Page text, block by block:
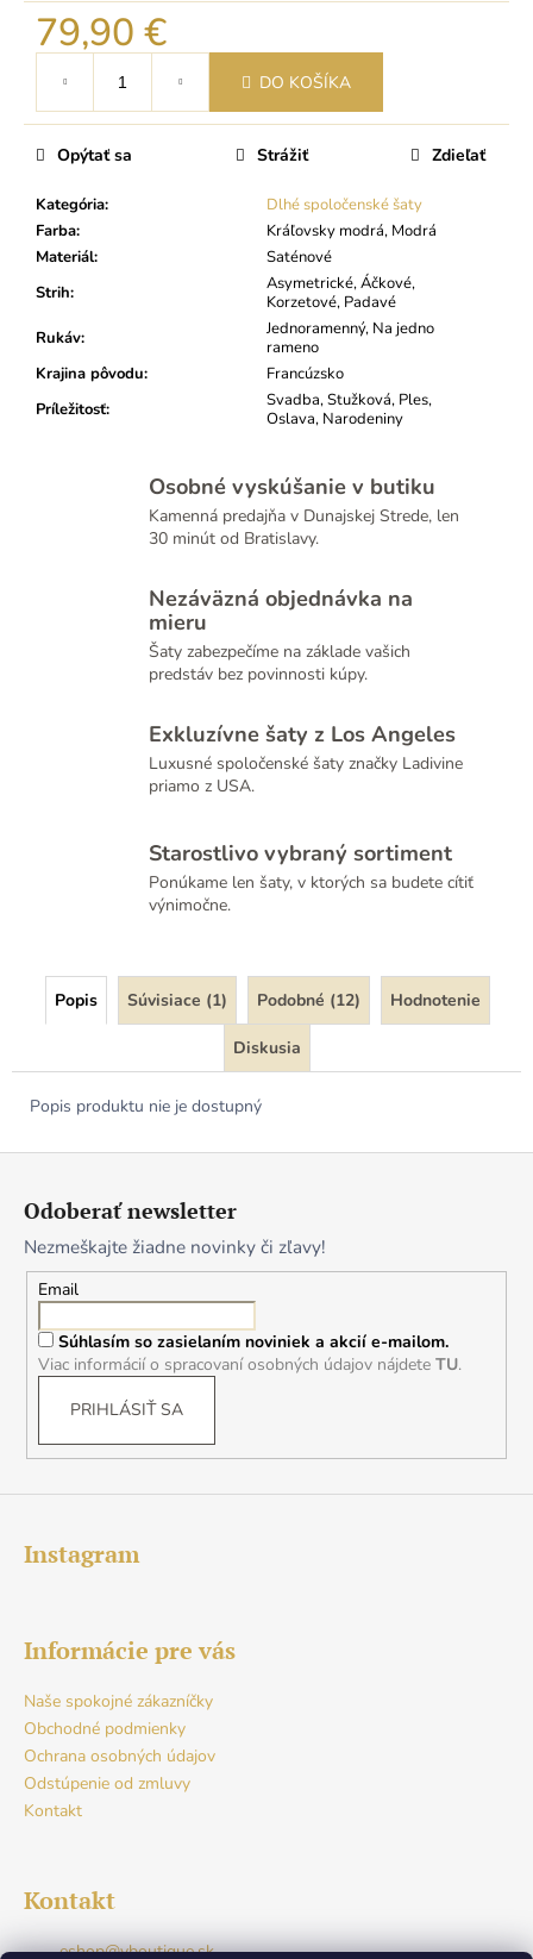
79,90 €
cena:
DO KOŠÍKA
Kategória:
Dlhé spoločenské šaty
Farba:
Kráľovsky modrá, Modrá
Materiál:
Saténové
Strih:
Asymetrické, Áčkové,
Korzetové, Padavé
Rukáv:
Jednoramenný, Na jedno
rameno
Krajina pôvodu:
Francúzsko
Príležitosť:
Svadba, Stužková, Ples,
Oslava, Narodeniny
Opýtať sa Strážiť Zdieľať
Osobné vyskúšanie v butiku
Kamenná predajňa v Dunajskej Strede, len
30 minút od Bratislavy.
Nezáväzná objednávka na
mieru
Šaty zabezpečíme na základe vašich
predstáv bez povinnosti kúpy.
Exkluzívne šaty z Los Angeles
Luxusné spoločenské šaty značky Ladivine
priamo z USA.
Starostlivo vybraný sortiment
Ponúkame len šaty, v ktorých sa budete cítiť
výnimočne.
Popis Súvisiace (1) Podobné (12) Hodnotenie
Diskusia
Popis produktu nie je dostupný
Odoberať newsletter
Nezmeškajte žiadne novinky či zľavy!
Email
Súhlasím so zasielaním noviniek a akcií e-mailom.
Viac informácií o spracovaní osobných údajov nájdete TU.
PRIHLÁSIŤ SA
Instagram
Informácie pre vás
Naše spokojné zákazníčky
Obchodné podmienky
Ochrana osobných údajov
Odstúpenie od zmluvy
Kontakt
Kontakt
eshop@vboutique.sk